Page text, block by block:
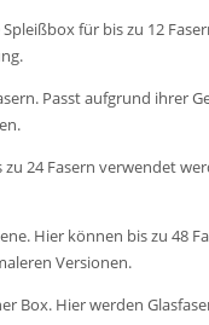
für bis zu 12
Passt aufgrund ihrer
24 Fasern verwendet
Hier können bis zu 48
Versionen.
Box. Hier werden